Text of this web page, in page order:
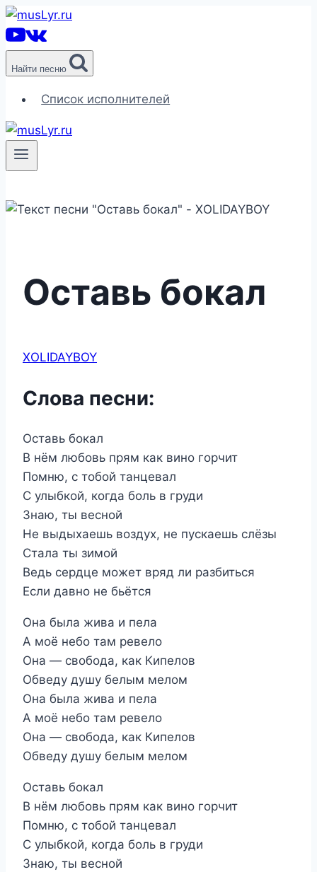
Перейти
к
содержимому
Найти песню
Список исполнителей
Оставь бокал
XOLIDAYBOY
Слова песни:
Оставь бокал
В нём любовь прям как вино горчит
Помню, с тобой танцевал
С улыбкой, когда боль в груди
Знаю, ты весной
Не выдыхаешь воздух, не пускаешь слёзы
Стала ты зимой
Ведь сердце может вряд ли разбиться
Если давно не бьётся
Она была жива и пела
А моё небо там ревело
Она — свобода, как Кипелов
Обведу душу белым мелом
Она была жива и пела
А моё небо там ревело
Она — свобода, как Кипелов
Обведу душу белым мелом
Оставь бокал
В нём любовь прям как вино горчит
Помню, с тобой танцевал
С улыбкой, когда боль в груди
Знаю, ты весной